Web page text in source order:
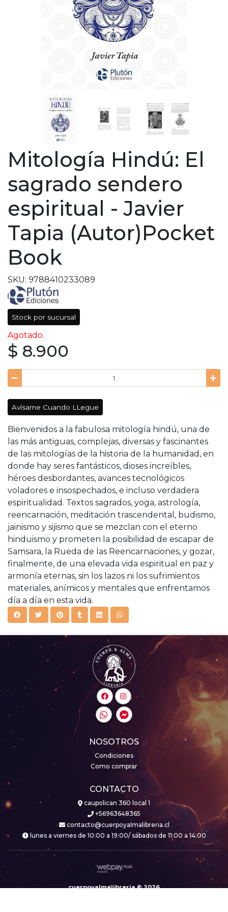
Mitología Hindú: El
sagrado sendero
espiritual - Javier
Tapia (Autor)Pocket
Book
SKU: 9788410233089
Stock por sucursal
Agotado.
$ 8.900
Avísame Cuando LLegue
Bienvenidos a la fabulosa mitología hindú, una de
las más antiguas, complejas, diversas y fascinantes
de las mitologías de la historia de la humanidad, en
donde hay seres fantásticos, dioses increíbles,
héroes desbordantes, avances tecnológicos
voladores e insospechados, e incluso verdadera
espiritualidad. Textos sagrados, yoga, astrología,
reencarnación, meditación trascendental, budismo,
jainismo y sijismo que se mezclan con el eterno
hinduismo y prometen la posibilidad de escapar de
Samsara, la Rueda de las Reencarnaciones, y gozar,
finalmente, de una elevada vida espiritual en paz y
armonía eternas, sin los lazos ni los sufrimientos
materiales, anímicos y mentales que enfrentamos
día a día en esta vida.
NOSOTROS
Condiciones
Como comprar
CONTACTO
caupolican 360 local 1
+56963648365
contacto@cuerpoyalmalibreria.cl
lunes a viernes de 10:00 a 19:00/ sábados de 11:00 a 14:00
cuerpoyalmalibreria © 2026